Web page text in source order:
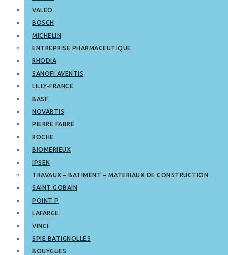
VALEO
BOSCH
MICHELIN
ENTREPRISE PHARMACEUTIQUE
RHODIA
SANOFI AVENTIS
LILLY-FRANCE
BASF
NOVARTIS
PIERRE FABRE
ROCHE
BIOMERIEUX
IPSEN
TRAVAUX – BATIMENT – MATERIAUX DE CONSTRUCTION
SAINT GOBAIN
POINT P
LAFARGE
VINCI
SPIE BATIGNOLLES
BOUYGUES